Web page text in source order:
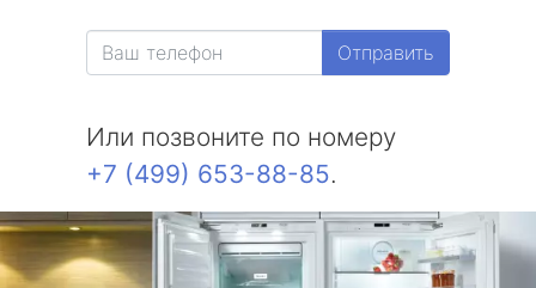
Отправить
Или позвоните по номеру
+7 (499) 653-88-85.